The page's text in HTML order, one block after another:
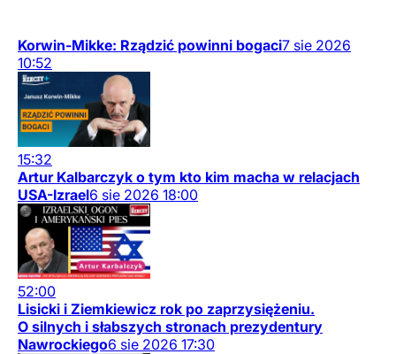
Korwin-Mikke: Rządzić powinni bogaci7 sie 2026
10:52
15:32
Artur Kalbarczyk o tym kto kim macha w relacjach
USA-Izrael6 sie 2026 18:00
52:00
Lisicki i Ziemkiewicz rok po zaprzysiężeniu.
O silnych i słabszych stronach prezydentury
Nawrockiego6 sie 2026 17:30